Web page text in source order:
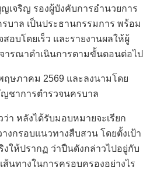
เจริญ รองผู้บังคับการอำนวยการ
บาล เป็นประธานกรรมการ พร้อม
อบโดยเร็ว และรายงานผลให้ผู้
ารณาดำเนินการตามขั้นตอนต่อไป
ฤษภาคม 2569 และลงนามโดย
ชาการตำรวจนครบาล
า หลังได้รับมอบหมายจะเรียก
งกรอบแนวทางสืบสวน โดยตั้งเป้า
ให้ปรากฏ ว่าปืนดังกล่าวไปอยู่กับ
ส้นทางในการครอบครองอย่างไร